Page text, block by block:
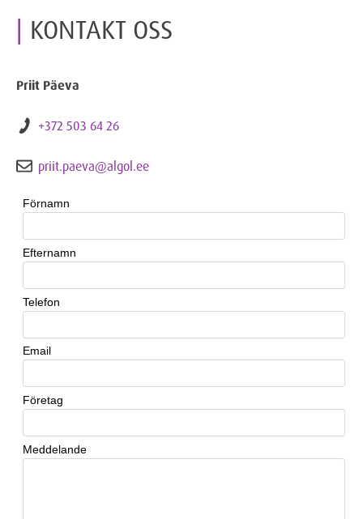
KONTAKT OSS
Priit Päeva
+372 503 64 26
priit.paeva@algol.ee